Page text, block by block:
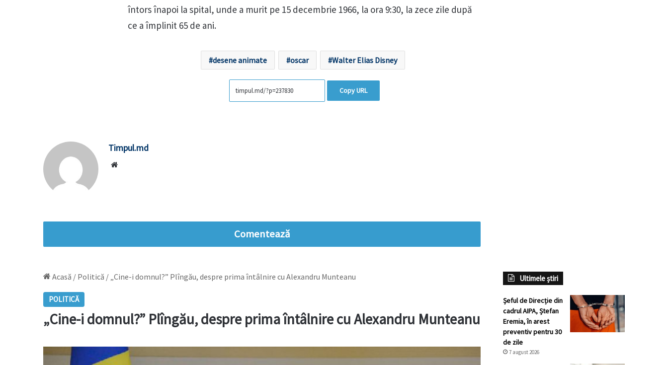
întors înapoi la spital, unde a murit pe 15 decembrie 1966, la ora 9:30, la zece zile după
ce a împlinit 65 de ani.
desene animate oscar Walter Elias Disney
Copy URL
Timpul.md
Comentează